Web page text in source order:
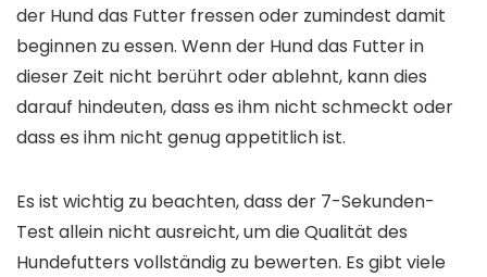
der Hund das Futter fressen oder zumindest damit
beginnen zu essen. Wenn der Hund das Futter in
dieser Zeit nicht berührt oder ablehnt, kann dies
darauf hindeuten, dass es ihm nicht schmeckt oder
dass es ihm nicht genug appetitlich ist.
Es ist wichtig zu beachten, dass der 7-Sekunden-
Test allein nicht ausreicht, um die Qualität des
Hundefutters vollständig zu bewerten. Es gibt viele